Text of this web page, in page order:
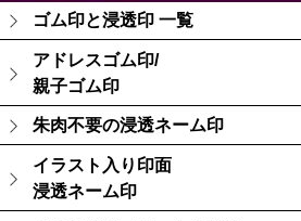
ゴム印と浸透印 一覧
アドレスゴム印/
親子ゴム印
朱肉不要の浸透ネーム印
イラスト入り印面
浸透ネーム印